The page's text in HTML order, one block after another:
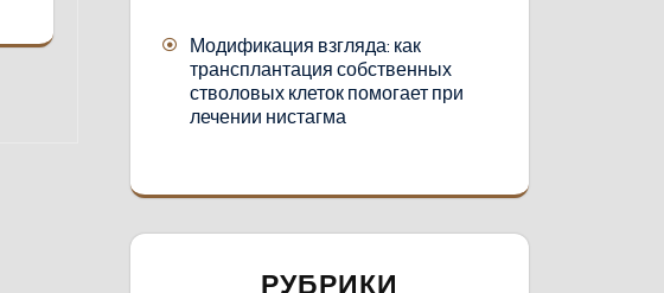
Модификация взгляда: как
трансплантация собственных
стволовых клеток помогает при
лечении нистагма
РУБРИКИ